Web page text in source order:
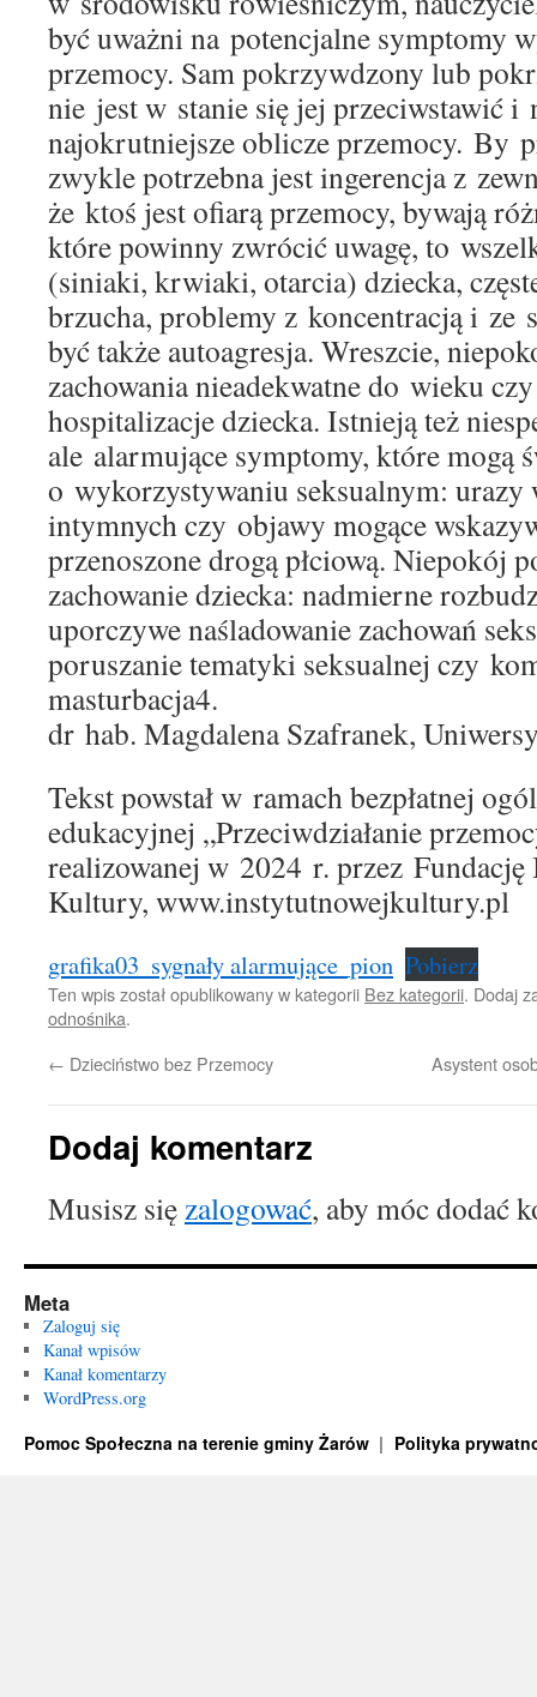
być uważni na potencjalne symptomy
przemocy. Sam pokrzywdzony lub
nie jest w stanie się jej przeciwstawić i
najokrutniejsze oblicze przemocy. By
zwykle potrzebna jest ingerencja z
że ktoś jest ofiarą przemocy, bywają
które powinny zwrócić uwagę, to
(siniaki, krwiaki, otarcia) dziecka,
brzucha, problemy z koncentracją i ze
być także autoagresja. Wreszcie,
zachowania nieadekwatne do wieku
hospitalizacje dziecka. Istnieją też
ale alarmujące symptomy, które mogą
o wykorzystywaniu seksualnym: urazy
intymnych czy objawy mogące
przenoszone drogą płciową. Niepokój
zachowanie dziecka: nadmierne
uporczywe naśladowanie zachowań
poruszanie tematyki seksualnej czy
masturbacja4.
dr hab. Magdalena Szafranek,
Tekst powstał w ramach bezpłatnej
edukacyjnej „Przeciwdziałanie
realizowanej w 2024 r. przez
Kultury, www.instytutnowejkultury.pl
grafika03_sygnały alarmujące_pion Pobierz
Ten wpis został opublikowany w kategorii Bez kategorii. Dodaj
odnośnika.
← Dzieciństwo bez Przemocy Asystent
Dodaj komentarz
Musisz sięzalogować, aby móc dodać
Meta
Zaloguj się
Kanał wpisów
Kanał komentarzy
WordPress.org
Pomoc Społeczna na terenie gminy Żarów Polityka